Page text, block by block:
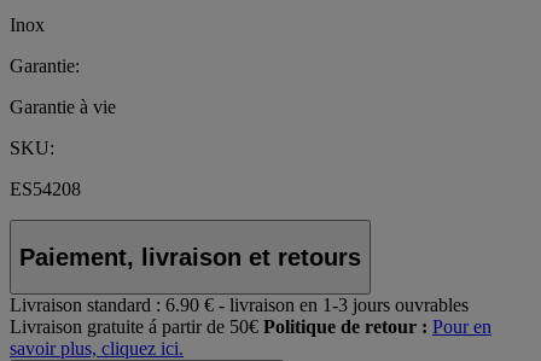
Inox
Garantie:
Garantie à vie
SKU:
ES54208
Paiement, livraison et retours
Livraison standard : 6.90 € - livraison en 1-3 jours ouvrables
Livraison gratuite á partir de 50€ Politique de retour : Pour en
savoir plus, cliquez ici.